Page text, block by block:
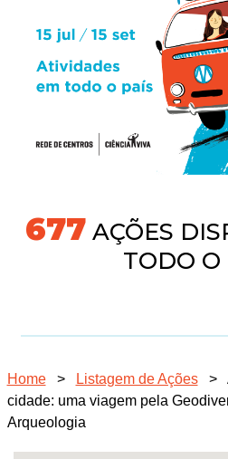
704 AÇÕES
TODO O
Home > Listagem de Ações >
cidade: uma viagem pela
Arqueologia